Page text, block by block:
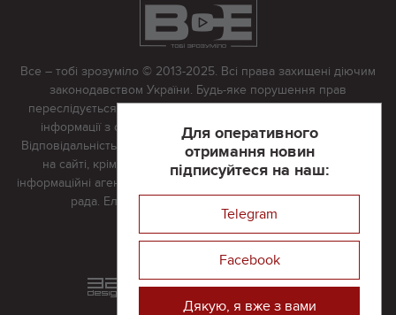
Для оперативного
отримання новин
підписуйтеся на наш:
Telegram
Facebook
Дякую, я вже з вами
Все – тобі зрозуміло © 2013-2025. Всі права захищені діючим
законодавством України. Будь-яке порушення прав
переслідується в судовому порядку. Будь-яке відтворення
інформації з сайту тільки з письмово дозволу редакції.
Відповідальність за достовірність усіх матеріалів, розміщених
на сайті, крім матеріалів, які містять посилання на інші
інформаційні агентства або інтернет-видання, несе редакційна
рада. Електронна пошта:
Реклама на сайті
Розроблений та підтримується